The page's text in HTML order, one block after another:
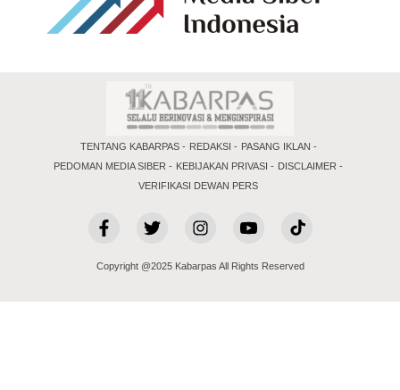
TENTANG KABARPAS REDAKSI
PASANG IKLAN
PEDOMAN MEDIA SIBER
KEBIJAKAN PRIVASI
DISCLAIMER
VERIFIKASI DEWAN PERS
Copyright @2025 Kabarpas All Rights Reserved